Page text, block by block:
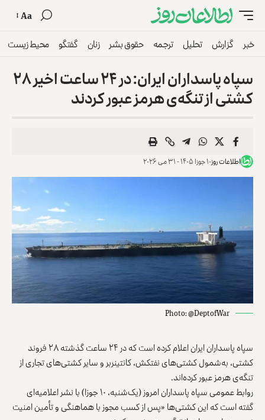
Aa
خبر گزارش تحلیل ترجمه حقوق بشر زنان گفتگو محیط زیست
سپاه پاسداران ایران: در ۲۴ ساعت اخیر ۲۸
کشتی از تنگه‌ی هرمز عبور کردند
اطلاعات روز۱۰ جوزا ۱۴۰۵ - ۳۱ می ۲۰۲۶
Photo: @DeptofWar
سپاه پاسداران ایران اعلام کرده است که در ۲۴ ساعت گذشته ۲۸ فروند
کشتی، به‌شمول کشتی‌های نفتکش، کانتینربر و سایر کشتی‌های تجاری از
تنگه‌ی هرمز عبور کرده‌اند.
روابط عمومی سپاه پاسداران امروز (یک‌شنبه، ۱۰ جوزا) با نشر اعلامیه‌‌ای
گفته است که این کشتی‌ها «پس از کسب مجوز با هماهنگی و تأمین امنیت